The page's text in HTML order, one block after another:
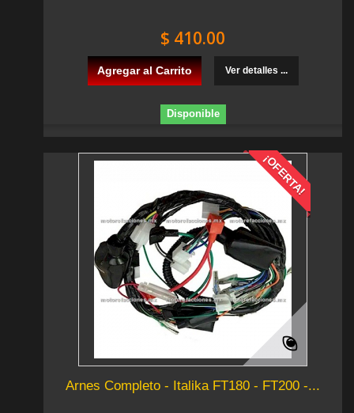
$ 410.00
Agregar al Carrito Ver detalles ...
Disponible
¡OFERTA!
Arnes Completo - Italika FT180 - FT200 -...